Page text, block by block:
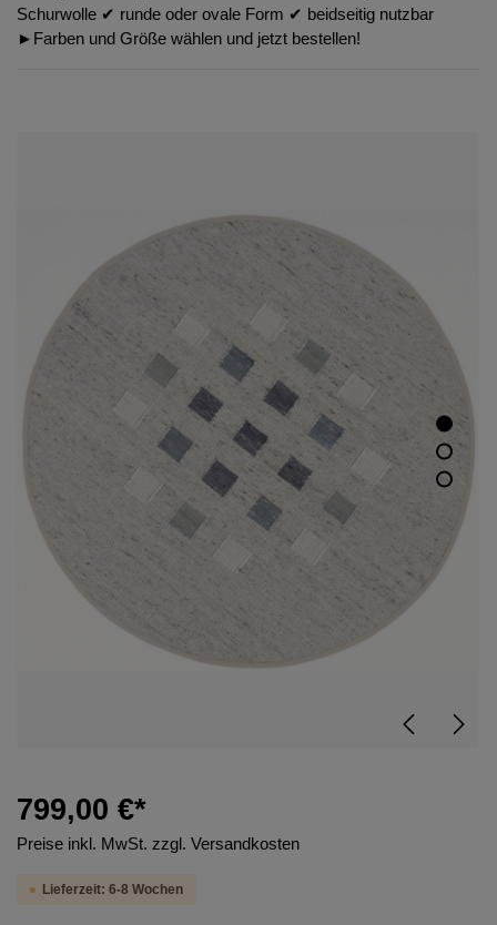
Schurwolle ✔︎ runde oder ovale Form ✔︎ beidseitig nutzbar
►Farben und Größe wählen und jetzt bestellen!
799,00 €*
Preise inkl. MwSt. zzgl. Versandkosten
Lieferzeit: 6-8 Wochen